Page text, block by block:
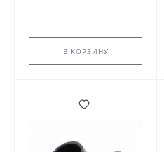
В КОРЗИНУ